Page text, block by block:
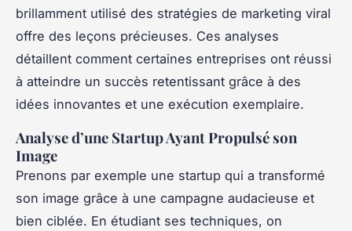
brillamment utilisé des stratégies de marketing viral
offre des leçons précieuses. Ces analyses
détaillent comment certaines entreprises ont réussi
à atteindre un succès retentissant grâce à des
idées innovantes et une exécution exemplaire.
Analyse d’une Startup Ayant Propulsé son
Image
Prenons par exemple une startup qui a transformé
son image grâce à une campagne audacieuse et
bien ciblée. En étudiant ses techniques, on